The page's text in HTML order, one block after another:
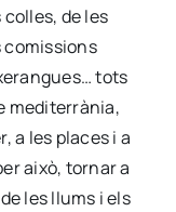
de les
comis­sions
tots
medi­te­rrà­nia,
a les pla­ces i a
això, tor­nar a
les llums i els